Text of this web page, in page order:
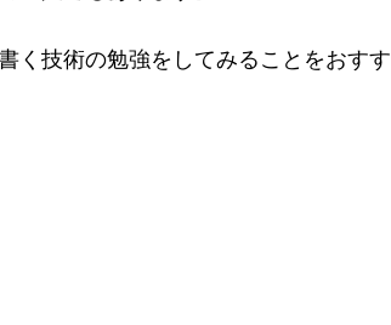
く技術の勉強をしてみることをおすす